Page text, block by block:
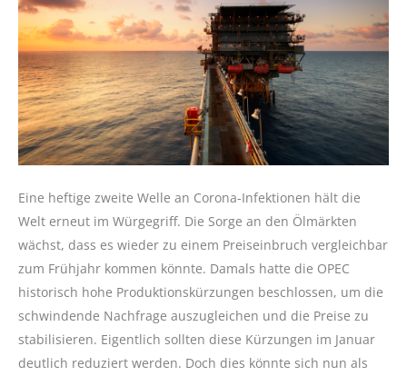
Eine heftige zweite Welle an Corona-Infektionen hält die
Welt erneut im Würgegriff. Die Sorge an den Ölmärkten
wächst, dass es wieder zu einem Preiseinbruch vergleichbar
zum Frühjahr kommen könnte. Damals hatte die OPEC
historisch hohe Produktionskürzungen beschlossen, um die
schwindende Nachfrage auszugleichen und die Preise zu
stabilisieren. Eigentlich sollten diese Kürzungen im Januar
deutlich reduziert werden. Doch dies könnte sich nun als